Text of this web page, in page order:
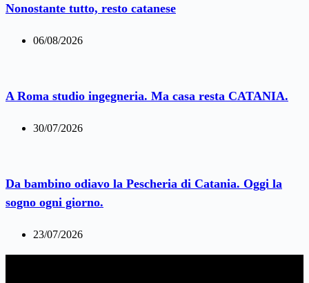
Nonostante tutto, resto catanese
06/08/2026
A Roma studio ingegneria. Ma casa resta CATANIA.
30/07/2026
Da bambino odiavo la Pescheria di Catania. Oggi la
sogno ogni giorno.
23/07/2026